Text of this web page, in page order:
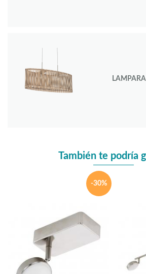
También te podría
-30%